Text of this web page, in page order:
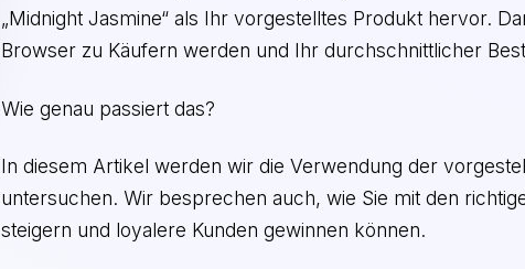
„Midnight Jasmine“ als Ihr vorgestelltes Produkt hervor.
Browser zu Käufern werden und Ihr durchschnittlicher
Wie genau passiert das?
In diesem Artikel werden wir die Verwendung der
untersuchen. Wir besprechen auch, wie Sie mit den
steigern und loyalere Kunden gewinnen können.